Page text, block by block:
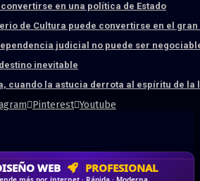
en una política de Estado
de Cultura puede convertirse en el
judicial no puede ser
inevitable
cuando la astucia derrota al espíritu de la
Pinterest Youtube
SSD SÚPER RÁPIDO
WEB PROFESIONAL
& DASHBOARD A MEDIDA
CORPORATIVO